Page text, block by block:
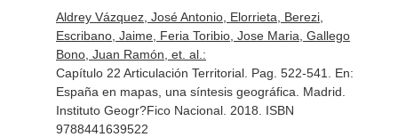
Aldrey Vázquez, José Antonio, Elorrieta, Berezi,
Escribano, Jaime, Feria Toribio, Jose Maria, Gallego
Bono, Juan Ramón, et. al.:
Capítulo 22 Articulación Territorial. Pag. 522-541. En:
España en mapas, una síntesis geográfica . Madrid.
Instituto Geogr?Fico Nacional. 2018. ISBN
9788441639522